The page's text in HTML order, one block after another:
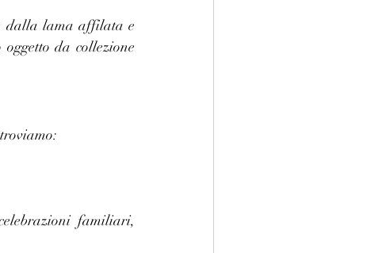
dalla lama affilata e
da collezione
familiari,